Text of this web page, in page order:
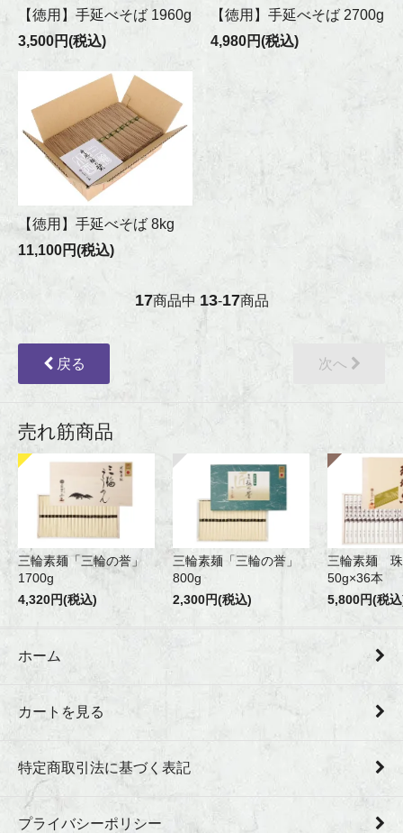
【徳用】手延べそば 1960g
3,500円(税込)
【徳用】手延べそば 2700g
4,980円(税込)
【徳用】手延べそば 8kg
11,100円(税込)
17商品中 13-17商品
戻る 次へ
売れ筋商品
三輪素麺「三輪の誉」
1700g
4,320円(税込)
三輪素麺「三輪の誉」
800g
2,300円(税込)
三輪素麺 珠
50g×36本
5,800円(税
ホーム
カートを見る
特定商取引法に基づく表記
プライバシーポリシー